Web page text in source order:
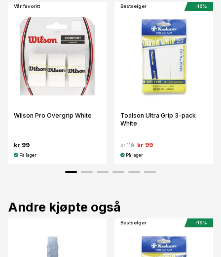
Vår favoritt
Wilson Pro Overgrip White
kr 99
På lager
Bestselger -16%
Toalson Ultra Grip 3-pack
White
kr 119 kr 99
På lager
Andre kjøpte også
Bestselger -16%